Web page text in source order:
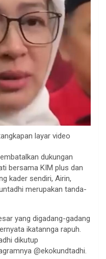
layar video
dukungan
bersama KIM plus dan
kader sendiri, Airin,
merupakan tanda-
yang digadang-gadang
ikatannga rapuh.
dikutup
@ekokundtadhi.